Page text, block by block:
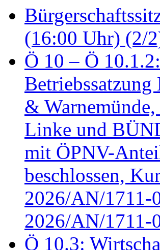
(16:00 Uhr) (2/
Ö 10 – Ö
&
Linke und
mit ÖPNV-
beschlossen,
2026/AN/1711-
2026/AN/1711-
Ö 10.3: